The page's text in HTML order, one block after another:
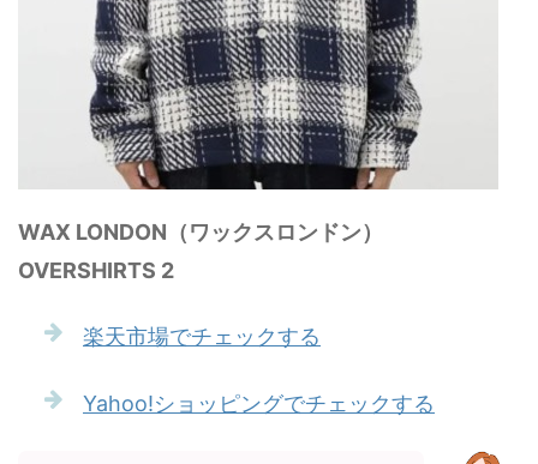
WAX LONDON（ワックスロンドン）
OVERSHIRTS 2
楽天市場でチェックする
Yahoo!ショッピングでチェックする